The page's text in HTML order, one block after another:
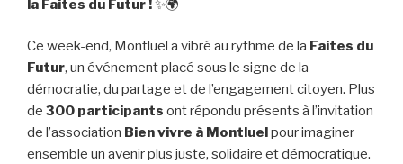
la Faites du Futur !✨🌍
Ce week-end, Montluel a vibré au rythme de la Faites du
Futur, un événement placé sous le signe de la
démocratie, du partage et de l’engagement citoyen. Plus
de 300 participants ont répondu présents à l’invitation
de l’association Bien vivre à Montluel pour imaginer
ensemble un avenir plus juste, solidaire et démocratique.